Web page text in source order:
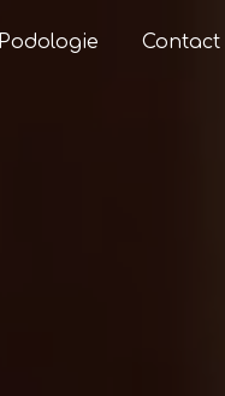
Contact